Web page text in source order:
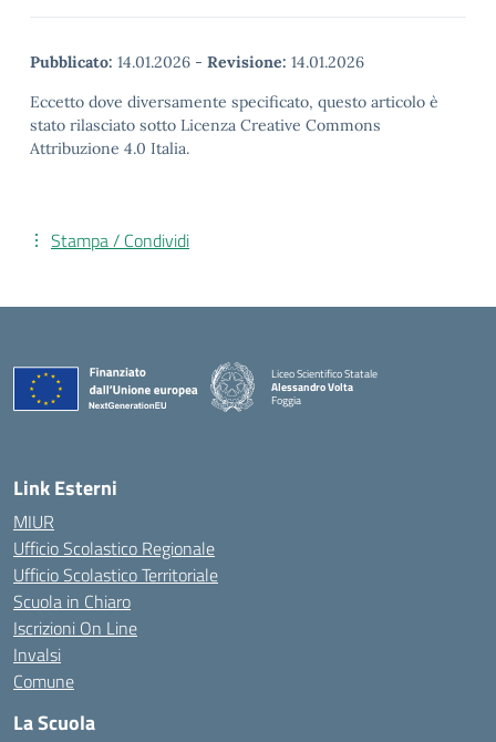
Pubblicato: 14.01.2026 - Revisione: 14.01.2026
Eccetto dove diversamente specificato, questo articolo è
stato rilasciato sotto Licenza Creative Commons
Attribuzione 4.0 Italia.
Stampa / Condividi
Liceo Scientifico Statale
Alessandro Volta
Foggia
— Visita la pagina iniziale della scuola
Link Esterni
MIUR
Ufficio Scolastico Regionale
Ufficio Scolastico Territoriale
Scuola in Chiaro
Iscrizioni On Line
Invalsi
Comune
La Scuola